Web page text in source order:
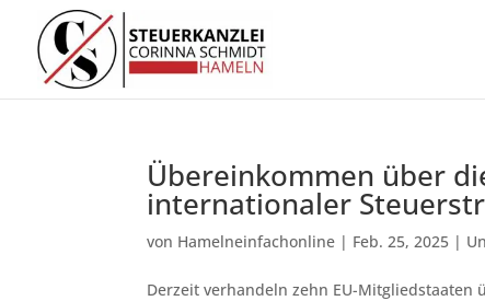
Übereinkommen über
internationaler
von Hamelneinfachonline | Feb. 25, 2025 |
Derzeit verhandeln zehn EU-